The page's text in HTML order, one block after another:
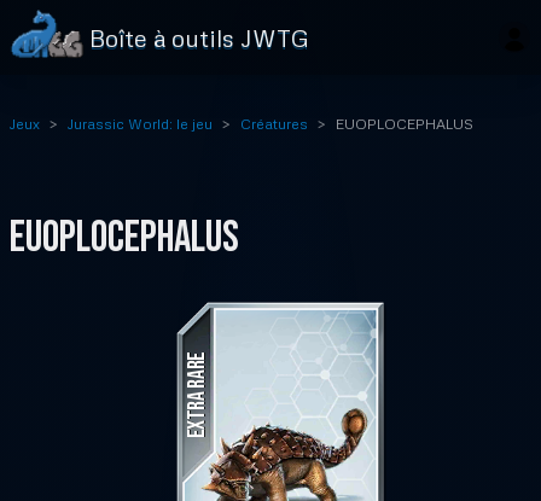
Boîte à outils JWTG
Jeux Jurassic World: le jeu Créatures EUOPLOCEPHALUS
EUOPLOCEPHALUS
EXTRA RARE